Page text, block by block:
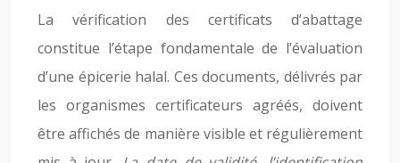
La vérification des certificats d’abattage
constitue l’étape fondamentale de l’évaluation
d’une épicerie halal. Ces documents, délivrés par
les organismes certificateurs agréés, doivent
être affichés de manière visible et régulièrement